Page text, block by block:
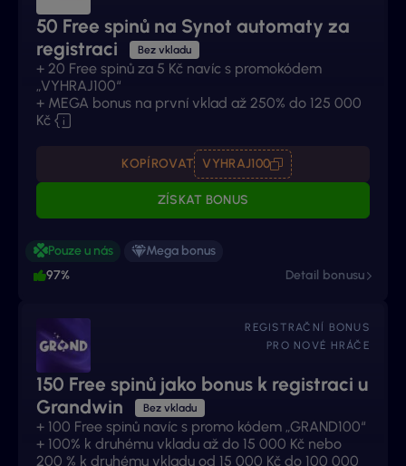
50 Free spinů na Synot automaty za
registraci
Bez vkladu
+ 20 Free spinů za 5 Kč navíc s promokódem
„VYHRAJ100“
+ MEGA bonus na první vklad až 250% do 125 000
Kč
KOPÍROVAT VYHRAJ100
ZÍSKAT BONUS
Pouze u nás
Mega bonus
97%
Detail bonusu
REGISTRAČNÍ BONUS
PRO NOVÉ HRÁČE
150 Free spinů jako bonus k registraci u
Grandwin
Bez vkladu
+ 100 Free spinů navíc s promo kódem „GRAND100“
+ 100% k druhému vkladu až do 15 000 Kč nebo
200 % k druhému vkladu od 15 000 Kč do 100 000